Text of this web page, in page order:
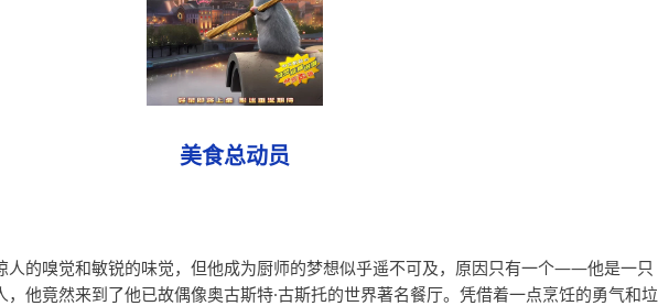
美食总动员
人的嗅觉和敏锐的味觉，但他成为厨师的梦想似乎遥不可及，原因只有一个——他是一只
，他竟然来到了他已故偶像奥古斯特·古斯托的世界著名餐厅。凭借着一点烹饪的勇气和垃